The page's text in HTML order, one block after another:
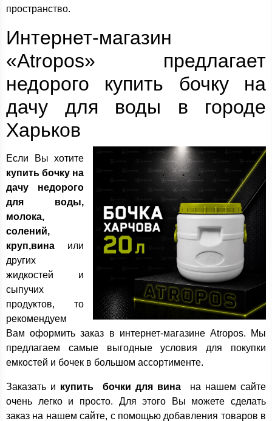
пространство.
Интернет-магазин
«Atropos» предлагает
недорого купить бочку на
дачу для воды в городе
Харьков
Если Вы хотите
купить бочку на
дачу недорого
для воды,
молока,
солений,
круп,вина или
других
жидкостей и
сыпучих
продуктов, то
рекомендуем
Вам оформить заказ в интернет-магазине Atropos. Мы
предлагаем самые выгодные условия для покупки
емкостей и бочек в большом ассортименте.
Заказать и купить бочки для вина на нашем сайте
очень легко и просто. Для этого Вы можете сделать
заказ на нашем сайте, с помощью добавления товаров в